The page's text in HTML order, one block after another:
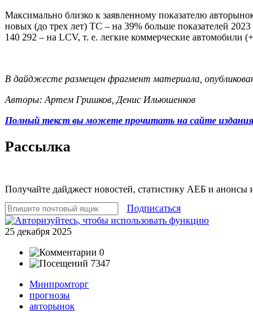
Максимально близко к заявленному показателю
новых (до трех лет) ТС – на 39% больше показателей 2023
140 292 – на LCV, т. е. легкие коммерческие автомобили
В дайджесте размещен фрагмент материала,
Авторы: Артем Гришков, Денис Ильюшенков
Полный текст вы можете прочитать на сайте издания
Рассылка
Получайте дайджест новостей, статистику АЕБ и анонсы
Подписаться
25 декабря 2025
0
7347
Минпромторг
прогнозы
авторынок